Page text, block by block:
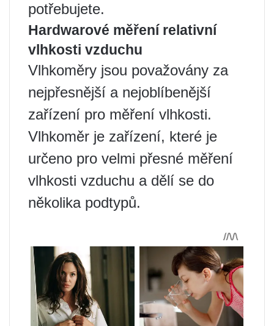
potřebujete.
Hardwarové měření relativní
vlhkosti vzduchu
Vlhkoměry jsou považovány za
nejpřesnější a nejoblíbenější
zařízení pro měření vlhkosti.
Vlhkoměr je zařízení, které je
určeno pro velmi přesné měření
vlhkosti vzduchu a dělí se do
několika podtypů.